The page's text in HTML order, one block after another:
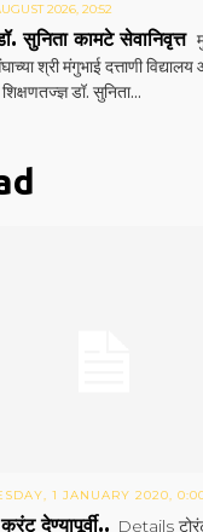
2026, 20:52
सुनिता कामटे सेवानिवृत्त
श्री मंगुभाई दत्ताणी
शिक्षणतज्ज्ञ डॉ. सुनिता...
1 JANUARY 2020,
देण्यापूर्वी.. Details